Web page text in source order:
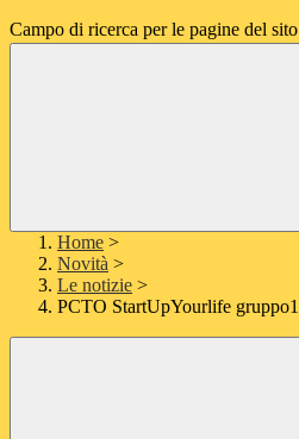
Campo di ricerca per le pagine del sito
Home >
Novità >
Le notizie >
PCTO StartUpYourlife gruppo1